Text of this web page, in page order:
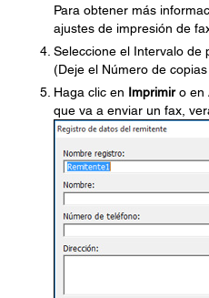
Para obtener más
ajustes de impresión de
Seleccione el Intervalo de
(Deje el Número de
Haga clic en Imprimiro en
que va a enviar un fax,